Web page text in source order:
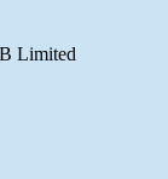
Limited